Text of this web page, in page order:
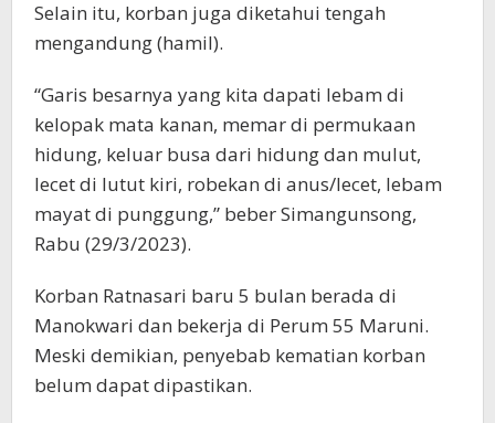
Selain itu, korban juga diketahui tengah
mengandung (hamil).
“Garis besarnya yang kita dapati lebam di
kelopak mata kanan, memar di permukaan
hidung, keluar busa dari hidung dan mulut,
lecet di lutut kiri, robekan di anus/lecet, lebam
mayat di punggung,” beber Simangunsong,
Rabu (29/3/2023).
Korban Ratnasari baru 5 bulan berada di
Manokwari dan bekerja di Perum 55 Maruni.
Meski demikian, penyebab kematian korban
belum dapat dipastikan.